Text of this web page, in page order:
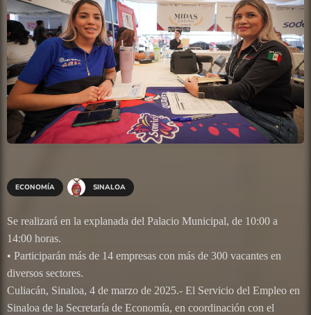
ECONOMÍA SINALOA
Se realizará en la explanada del Palacio Municipal, de 10:00 a
14:00 horas.
• Participarán más de 14 empresas con más de 300 vacantes en
diversos sectores.
Culiacán, Sinaloa, 4 de marzo de 2025.- El Servicio del Empleo en
Sinaloa de la Secretaría de Economía, en coordinación con el